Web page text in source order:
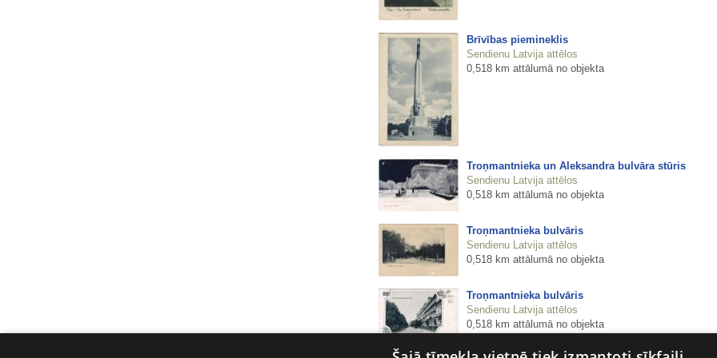
Brīvības piemineklis
Sendienu Latvija attēlos
0,518 km attālumā no objekta
Troņmantnieka un Aleksandra bulvāra stūris
Sendienu Latvija attēlos
0,518 km attālumā no objekta
Troņmantnieka bulvāris
Sendienu Latvija attēlos
0,518 km attālumā no objekta
Troņmantnieka bulvāris
Sendienu Latvija attēlos
0,518 km attālumā no objekta